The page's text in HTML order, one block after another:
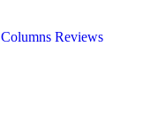
Columns Reviews